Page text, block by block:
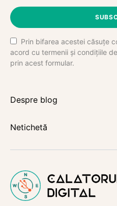
Prin bifarea acestei căsuțe
acord cu termenii și condițiile
prin acest formular.
Despre blog
Netichetă